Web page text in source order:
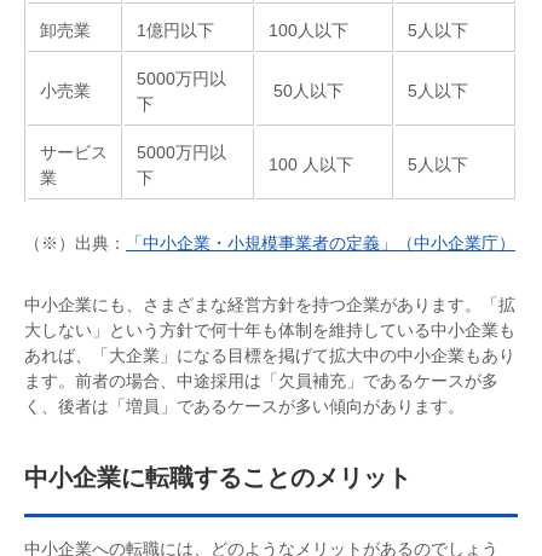
卸売業 1億円以下 100人以下 5人以下
小売業
5000万円以
下
50人以下 5人以下
サービス
業
5000万円以
下
100 人以下 5人以下
（※）出典： 「中小企業・小規模事業者の定義」（中小企業庁）
中小企業にも、さまざまな経営方針を持つ企業があります。「拡
大しない」という方針で何十年も体制を維持している中小企業も
あれば、「大企業」になる目標を掲げて拡大中の中小企業もあり
ます。前者の場合、中途採用は「欠員補充」であるケースが多
く、後者は「増員」であるケースが多い傾向があります。
中小企業に転職することのメリット
中小企業への転職には、どのようなメリットがあるのでしょう